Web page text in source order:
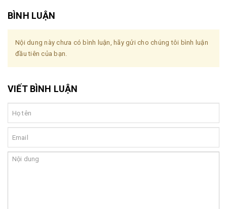
BÌNH LUẬN
Nội dung này chưa có bình luận, hãy gửi cho chúng tôi bình luận
đầu tiên của bạn.
VIẾT BÌNH LUẬN